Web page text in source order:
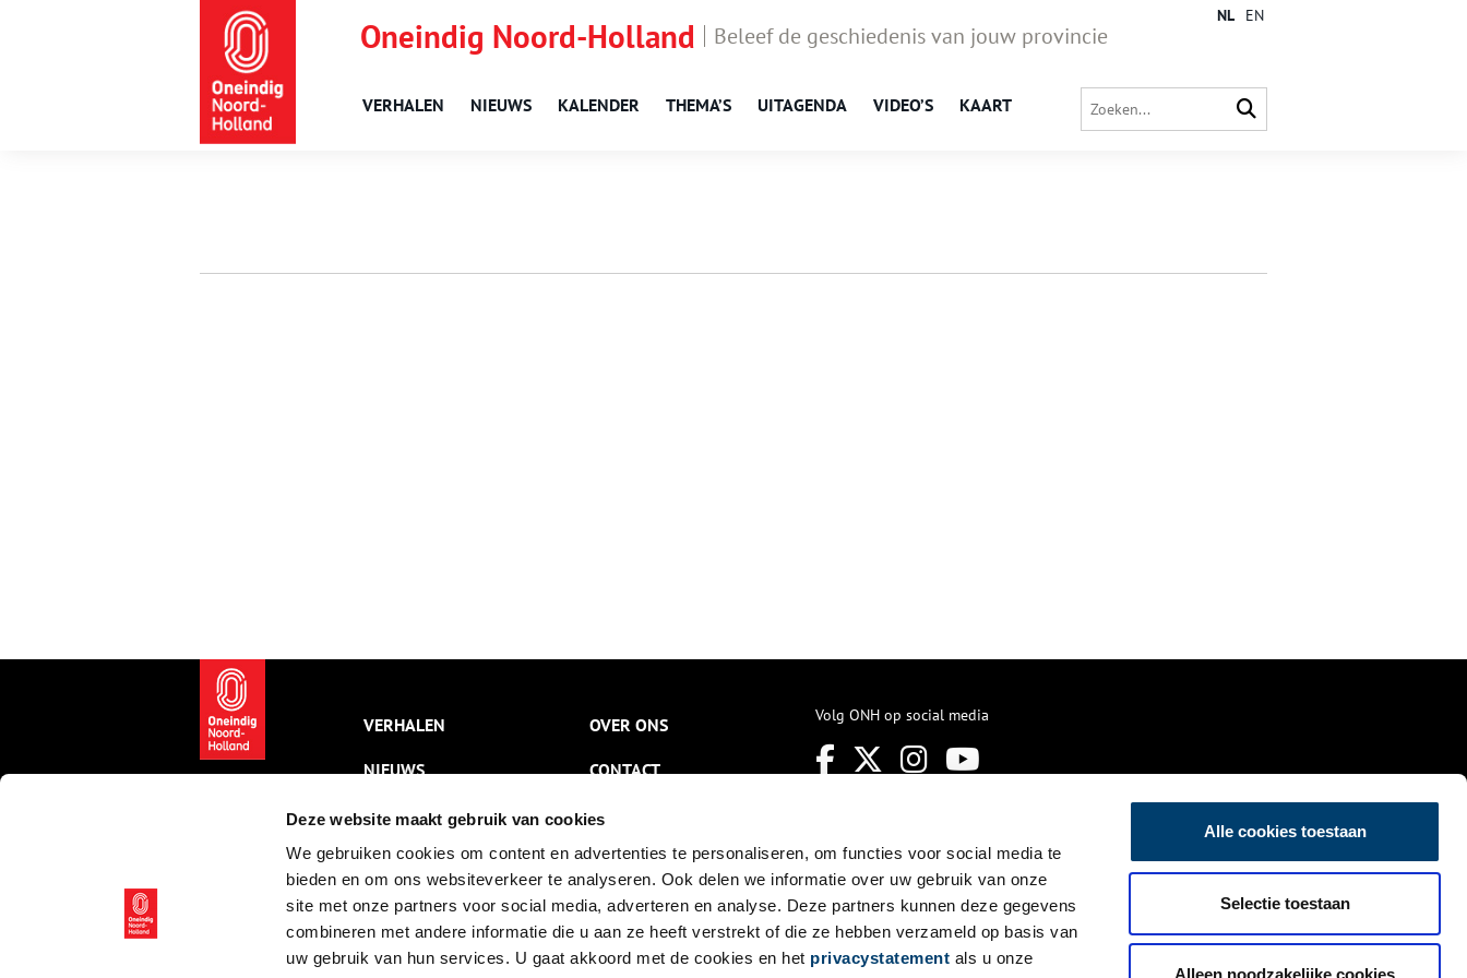
Deze website maakt gebruik van cookies
We gebruiken cookies om content en advertenties te personaliseren, om functies voor social media te
bieden en om ons websiteverkeer te analyseren. Ook delen we informatie over uw gebruik van onze
site met onze partners voor social media, adverteren en analyse. Deze partners kunnen deze gegevens
combineren met andere informatie die u aan ze heeft verstrekt of die ze hebben verzameld op basis van
uw gebruik van hun services. U gaat akkoord met de cookies en het privacystatement als u onze
Alle cookies toestaan
Selectie toestaan
Alleen noodzakelijke cookies
Oneindig Noord-Holland Beleef de geschiedenis van jouw provincie
VERHALEN NIEUWS KALENDER THEMA’S UITAGENDA VIDEO’S KAART
NL EN
VERHALEN
NIEUWS
KALENDER
THEMA’S
ACTIVITEITEN
VIDEO’S
OVER ONS
CONTACT
NIEUWSBRIEF
DISCLAIMER
PRIVACY
TOEGANKELIJKHEID
Volg ONH op social media